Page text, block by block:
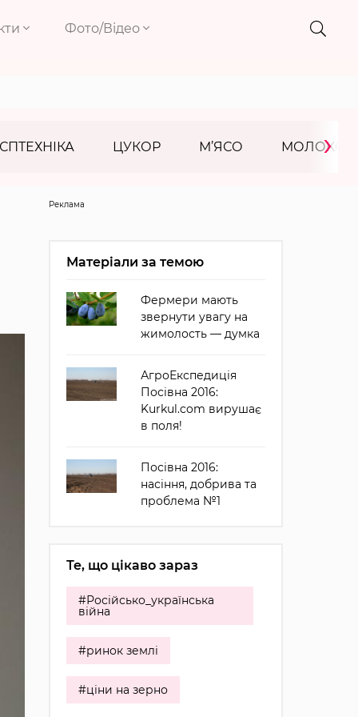
Фото/Відео
ЦУКОР М’ЯСО МОЛОКО
›
Реклама
Матеріали за темою
Фермери мають
звернути увагу на
жимолость — думка
АгроЕкспедиція
Посівна 2016:
Kurkul.com вирушає
в поля!
Посівна 2016:
насіння, добрива та
проблема №1
Те, що цікаво зараз
#Російсько_українська
війна
#ринок землі
#ціни на зерно